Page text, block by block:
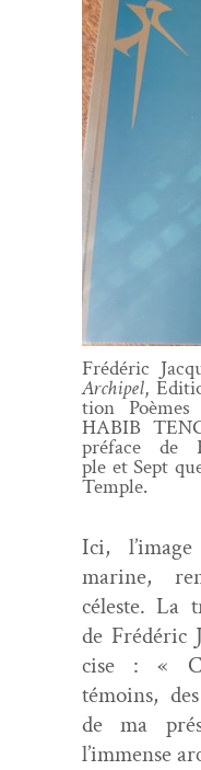
Frédéric
Archipel,
tion
HABIB
pré­face de
ple et Sept
Temple.
Ici,
marine,
céleste. La
de Frédéric
cise : «
témoins,
de ma
l’immense